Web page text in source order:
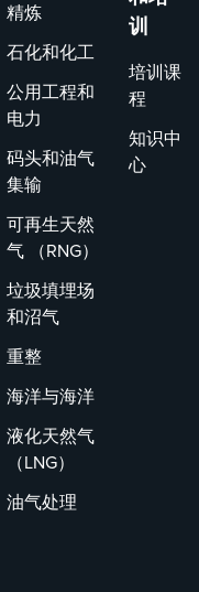
精炼
石化和化工
公用工程和
电力
码头和油气
集输
可再生天然
气 （RNG）
垃圾填埋场
和沼气
重整
海洋与海洋
液化天然气
（LNG）
油气处理
训
培训课
程
知识中
心